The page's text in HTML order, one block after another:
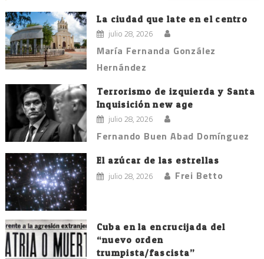
La ciudad que late en el centro
julio 28, 2026
María Fernanda González
Hernández
Terrorismo de izquierda y Santa
Inquisición new age
julio 28, 2026
Fernando Buen Abad Domínguez
El azúcar de las estrellas
julio 28, 2026 Frei Betto
Cuba en la encrucijada del
“nuevo orden
trumpista/fascista”